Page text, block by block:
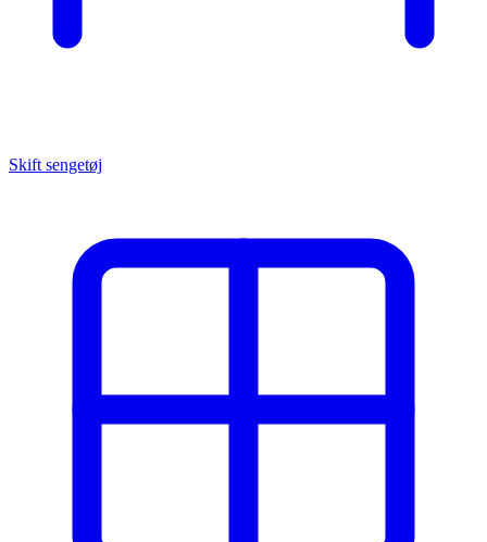
Skift sengetøj